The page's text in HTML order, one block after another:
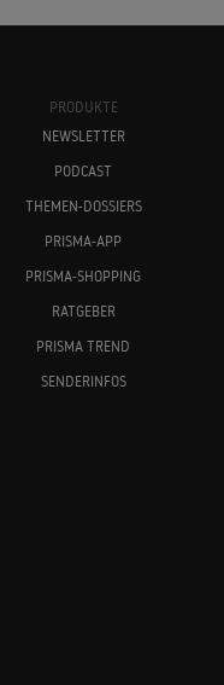
PRODUKTE
NEWSLETTER
PODCAST
THEMEN-DOSSIERS
PRISMA-APP
PRISMA-SHOPPING
RATGEBER
PRISMA TREND
SENDERINFOS